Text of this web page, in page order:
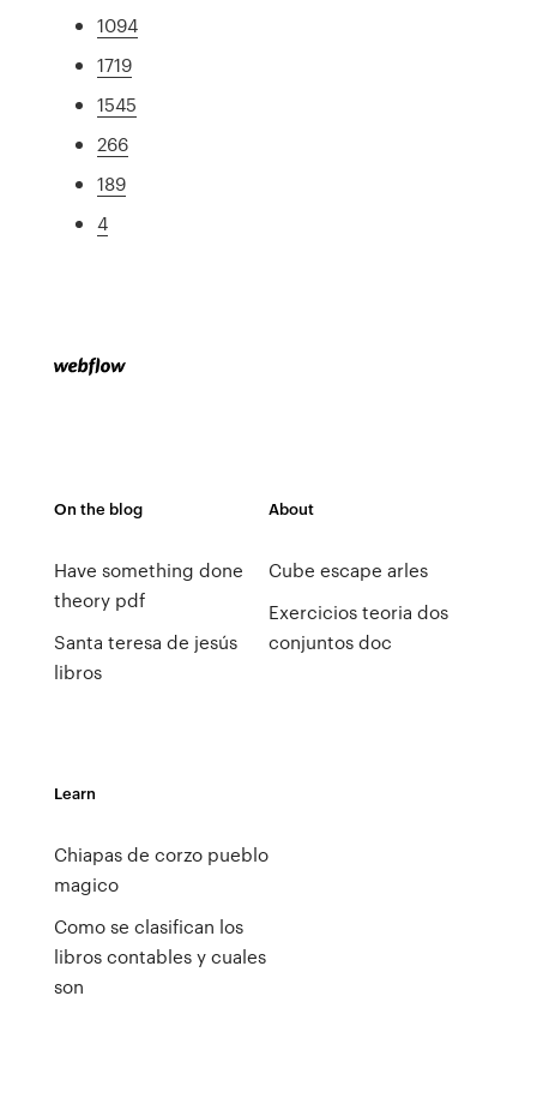
1094
1719
1545
266
189
4
On the blog
Have something done
theory pdf
Santa teresa de jesús
libros
About
Cube escape arles
Exercicios teoria dos
conjuntos doc
Learn
Chiapas de corzo pueblo
magico
Como se clasifican los
libros contables y cuales
son